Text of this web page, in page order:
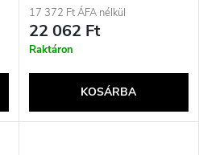
Power over Ethernet (PoE)
asztali szürke
17 372 Ft ÁFA nélkül
22 062 Ft
Raktáron
KOSÁRBA